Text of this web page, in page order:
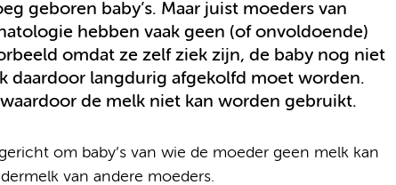
geboren baby’s. Maar juist moeders van
hebben vaak geen (of onvoldoende)
omdat ze zelf ziek zijn, de baby nog niet
daardoor langdurig afgekolfd moet worden.
de melk niet kan worden gebruikt.
om baby’s van wie de moeder geen melk kan
van andere moeders.